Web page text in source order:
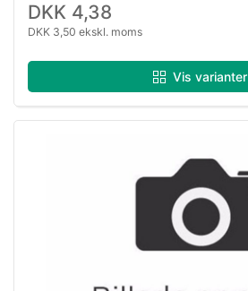
DKK 4,38
DKK 3,50 ekskl. moms
Vis varianter